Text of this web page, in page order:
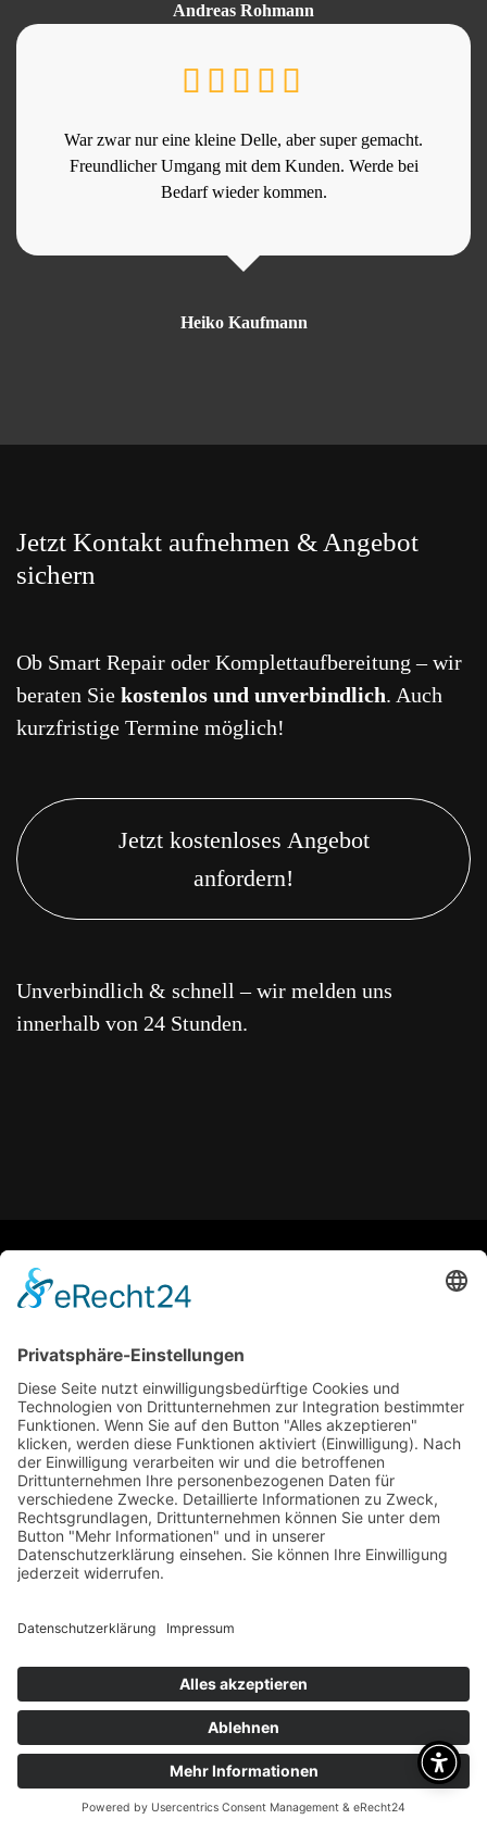
Andreas Rohmann
War zwar nur eine kleine Delle, aber super gemacht.
Freundlicher Umgang mit dem Kunden. Werde bei
Bedarf wieder kommen.
Heiko Kaufmann
Jetzt Kontakt aufnehmen & Angebot
sichern
Ob Smart Repair oder Komplettaufbereitung – wir
beraten Sie kostenlos und unverbindlich. Auch
kurzfristige Termine möglich!
Jetzt kostenloses Angebot
anfordern!
Unverbindlich & schnell – wir melden uns
innerhalb von 24 Stunden.
Dafür sind wir da
RUFEN SIE UNS AN
+49 1718109213
SIE FINDEN UNS HIER
Otto Straße 1
Mo-Fr 09:00 - 18:00 Uhr